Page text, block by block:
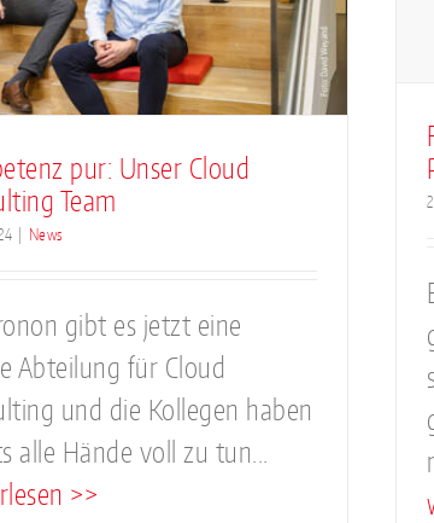
pur: Unser Cloud
Team
News
gibt es jetzt eine
Abteilung für Cloud
und die Kollegen haben
alle Hände voll zu tun...
>>
News